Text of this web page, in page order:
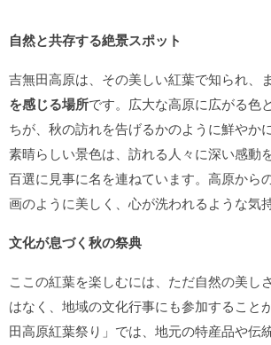
自然と共存する絶景スポット
吉無田高原は、その美しい紅葉で知られ、
を感じる場所です。広大な高原に広がる色
ちが、秋の訪れを告げるかのように鮮やか
素晴らしい景色は、訪れる人々に深い感動
百選に見事に名を連ねています。高原から
画のように美しく、心が洗われるような気
文化が息づく秋の祭典
ここの紅葉を楽しむには、ただ自然の美し
はなく、地域の文化行事にも参加すること
田高原紅葉祭り」では、地元の特産品や伝